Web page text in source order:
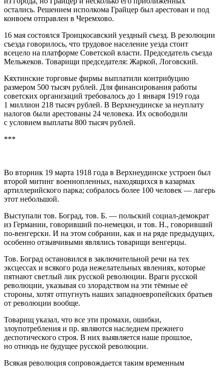
остались. Решением исполкома Грайцер был арестован и под
конвоем отправлен в Черемхово.
16 мая состоялся Троицкосавский уездный съезд. В резолюции
съезда говорилось, что трудовое население уезда стоит
всецело на платформе Советской власти. Председатель съезда
Мельжеков. Товарищи председателя: Жаркой, Логовский.
Кяхтинские торговые фирмы выплатили контрибуцию
размером 500 тысяч рублей. Для финансирования работы
советских организаций требовалось до 1 января 1919 года
1 миллион 218 тысяч рублей. В Верхнеудинске за неуплату
налогов были арестованы 24 человека. Их освободили
с условием выплаты 800 тысяч рублей.
***
Во вторник 19 марта 1918 года в Верхнеудинске устроен был
второй митинг военнопленных, находящихся в казармах
артиллерийского парка; собралось более 100 человек — лагерь
этот небольшой.
Выступали тов. Боград, тов. Б. — польский социал-демократ
из Германии, говоривший по-немецки, и тов. Н., говоривший
по-венгерски. И на этом собрании, как и на ряде предыдущих,
особенно отзывчивыми являлись товарищи венгерцы.
Тов. Боград остановился в заключительной речи на тех
эксцессах и всякого рода нежелательных явлениях, которые
пятнают светлый лик русской революции. Враги русской
революции, указывая со злорадством на эти тёмные её
стороны, хотят отпугнуть наших западноевропейских братьев
от революции вообще.
Товарищ указал, что все эти промахи, ошибки,
злоупотребления и пр. являются наследием прежнего
деспотического строя. В них выявляется наше прошлое,
но отнюдь не будущее русской революции.
Всякая революция сопровождается таким временным